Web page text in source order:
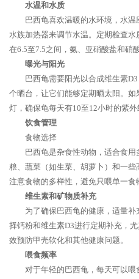
水温和水质
巴西龟喜欢温暖的水环境，水
水族加热器来调节水温。定期检查
在6.5至7.5之间，氨、亚硝酸盐和硝
曝光与阳光
巴西龟需要阳光以合成维生素
个晒台，让它们能够定期晒太阳。
灯，确保龟每天有10至12小时的紫外
饮食管理
食物选择
巴西龟是杂食性动物，适合食
粮、蔬菜（如生菜、胡萝卜）和一
注意食物的多样性，避免只喂单一食
维生素和矿物质补充
为了确保巴西龟的健康，适量
择钙粉和维生素D3进行定期补充，
效预防甲壳软化和其他健康问题。
喂食频率
对于年轻的巴西龟，每天可以